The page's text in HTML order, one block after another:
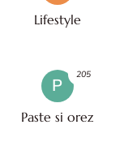
Lifestyle
P
Paste si orez
205